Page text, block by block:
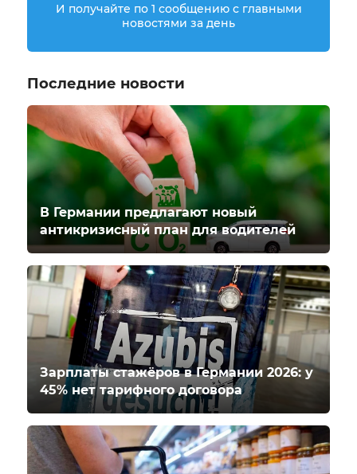
И получайте по 1 сообщению с главными
новостями за день
Последние новости
В Германии предлагают новый
антикризисный план для водителей
Зарплаты стажёров в Германии 2026: у
45% нет тарифного договора